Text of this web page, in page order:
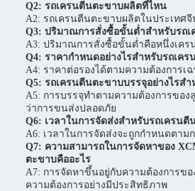
Q2: รถเครนตีนตะขาบผลิตที่ไหน
A2: รถเครนตีนตะขาบผลิตในประเทศจี
Q3: ปริมาณการสั่งซื้อขั้นต่ำสำหรับรถ
A3: ปริมาณการสั่งซื้อขั้นต่ำคือหนึ่งเคร
Q4: ราคากำหนดอย่างไรสำหรับรถเค
A4: ราคาต่อรองได้ตามความต้องการเ
Q5: รถเครนตีนตะขาบบรรจุอย่างไรสำ
A5: การบรรจุทำตามความต้องการของ
ว่าการขนส่งปลอดภัย
Q6: เวลาในการจัดส่งสำหรับรถเครนตี
A6: เวลาในการจัดส่งจะถูกกำหนดตาม
Q7: ความสามารถในการจัดหาของ
ตะขาบคืออะไร
A7: การจัดหาขึ้นอยู่กับความต้องการขอ
ความต้องการอย่างมีประสิทธิภาพ